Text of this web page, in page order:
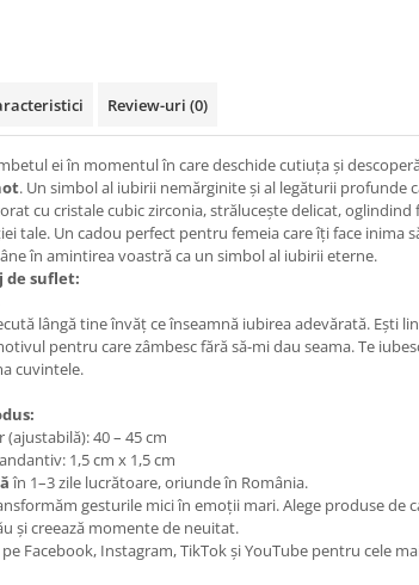
Review-uri (0)
ei în momentul în care deschide cutiuța și
. Un simbol al iubirii nemărginite și al legăturii profunde
cu cristale cubic zirconia, strălucește delicat, oglindind
tale. Un cadou perfect pentru femeia care îți face inima
în amintirea voastră ca un simbol al iubirii eterne.
de suflet:
lângă tine învăț ce înseamnă iubirea adevărată. Ești
pentru care zâmbesc fără să-mi dau seama. Te
cuvintele.
(ajustabilă): 40 – 45 cm
1,5 cm x 1,5 cm
în 1–3 zile lucrătoare, oriunde în România.
gesturile mici în emoții mari. Alege produse de
și creează momente de neuitat.
Facebook, Instagram, TikTok și YouTube pentru cele